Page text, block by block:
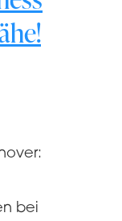
bei